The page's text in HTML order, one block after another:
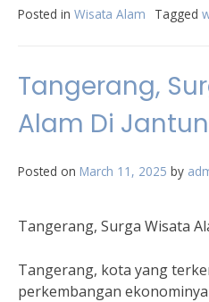
Posted in Wisata Alam Tagged
Tangerang,
Alam Di
Posted on March 11, 2025 by
Tangerang, Surga Wisata
Tangerang, kota yang
perkembangan